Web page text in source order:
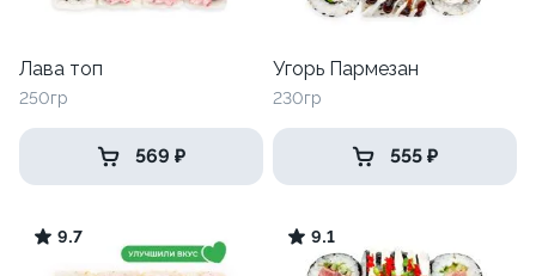
Лава топ
250гр
569 ₽
Угорь Пармезан
230гр
555 ₽
9.7 9.1